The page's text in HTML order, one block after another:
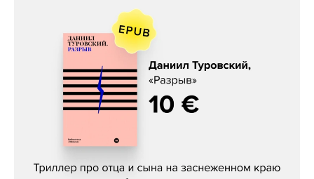
Даниил Туровский, «Разрыв»